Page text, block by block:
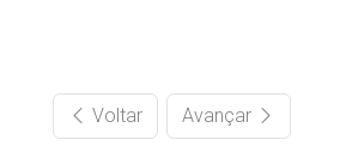
Voltar Avançar